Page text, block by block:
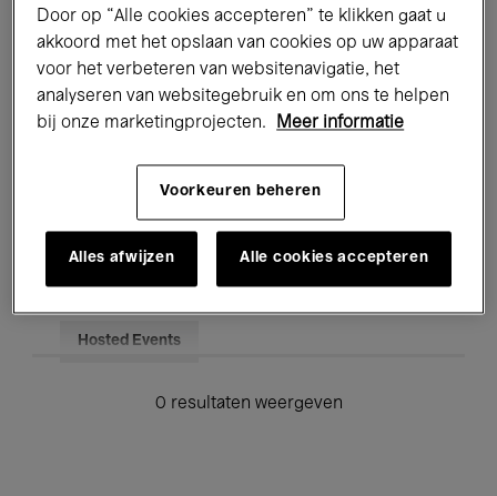
Performances Lezingen & Debatten
Jazz Klassieke Muziek Global Music
Onderwijs Rondleidingen
Hosted Events
0 resultaten weergeven
Door op “Alle cookies accepteren” te klikken gaat u
akkoord met het opslaan van cookies op uw apparaat
voor het verbeteren van websitenavigatie, het
analyseren van websitegebruik en om ons te helpen
bij onze marketingprojecten.
Meer informatie
Voorkeuren beheren
Alles afwijzen Alle cookies accepteren